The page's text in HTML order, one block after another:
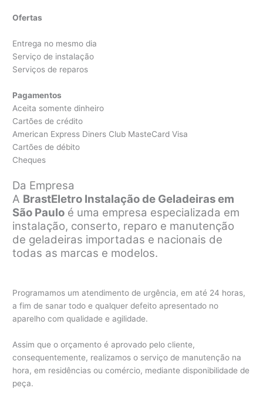
Ofertas
Entrega no mesmo dia
Serviço de instalação
Serviços de reparos
Pagamentos
Aceita somente dinheiro
Cartões de crédito
American Express Diners Club MasteCard Visa
Cartões de débito
Cheques
Da Empresa
A BrastEletro Instalação de Geladeiras em
São Paulo é uma empresa especializada em
instalação, conserto, reparo e manutenção
de geladeiras importadas e nacionais de
todas as marcas e modelos.
Programamos um atendimento de urgência, em até 24 horas,
a fim de sanar todo e qualquer defeito apresentado no
aparelho com qualidade e agilidade.
Assim que o orçamento é aprovado pelo cliente,
consequentemente, realizamos o serviço de manutenção na
hora, em residências ou comércio, mediante disponibilidade de
peça.